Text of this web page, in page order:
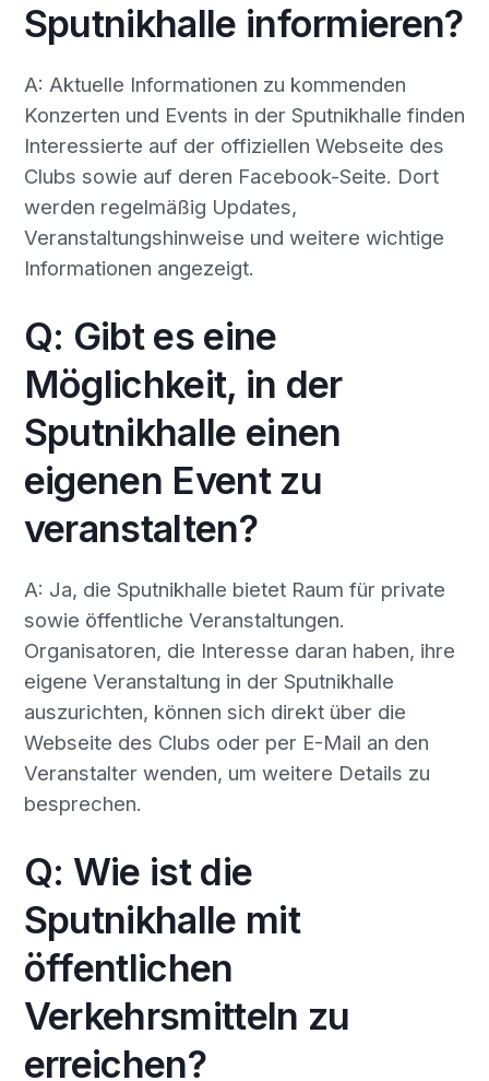
Sputnikhalle informieren?
A: Aktuelle Informationen zu kommenden
Konzerten und Events in der Sputnikhalle finden
Interessierte auf der offiziellen Webseite des
Clubs sowie auf deren Facebook-Seite. Dort
werden regelmäßig Updates,
Veranstaltungshinweise und weitere wichtige
Informationen angezeigt.
Q: Gibt es eine
Möglichkeit, in der
Sputnikhalle einen
eigenen Event zu
veranstalten?
A: Ja, die Sputnikhalle bietet Raum für private
sowie öffentliche Veranstaltungen.
Organisatoren, die Interesse daran haben, ihre
eigene Veranstaltung in der Sputnikhalle
auszurichten, können sich direkt über die
Webseite des Clubs oder per E-Mail an den
Veranstalter wenden, um weitere Details zu
besprechen.
Q: Wie ist die
Sputnikhalle mit
öffentlichen
Verkehrsmitteln zu
erreichen?